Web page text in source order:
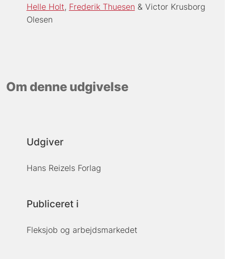
Helle Holt Frederik Thuesen
Victor Krusborg
Olesen
Om denne udgivelse
Udgiver
Hans Reizels Forlag
Publiceret i
Fleksjob og arbejdsmarkedet